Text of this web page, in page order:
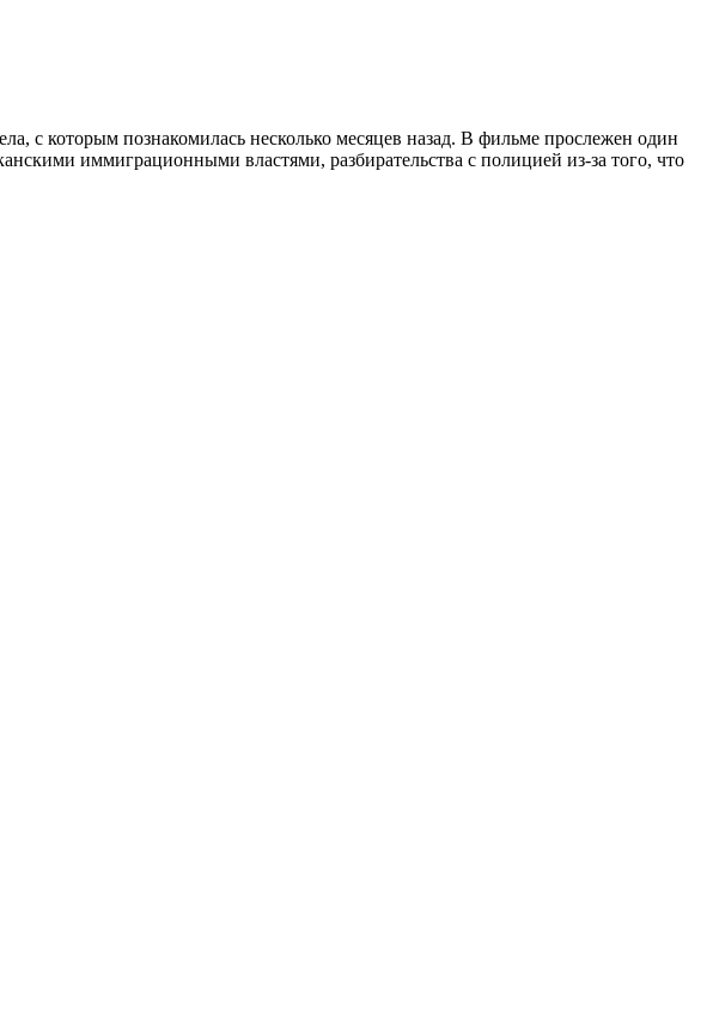
которым познакомилась несколько месяцев назад. В фильме прослежен один
иммиграционными властями, разбирательства с полицией из-за того, что